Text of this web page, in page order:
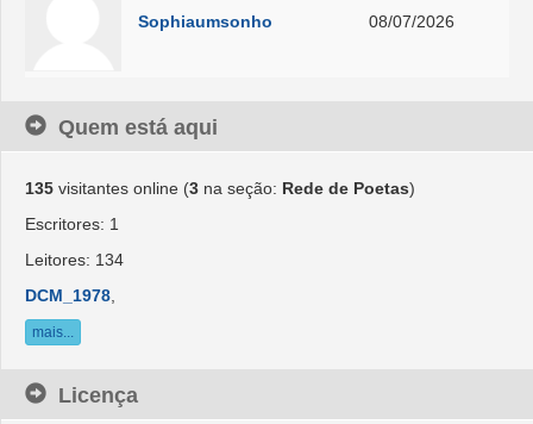
Sophiaumsonho 08/07/2026
Quem está aqui
135 visitantes online (3 na seção: Rede de Poetas)
Escritores: 1
Leitores: 134
DCM_1978
mais...
Licença